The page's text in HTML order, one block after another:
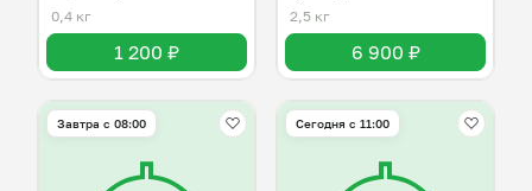
0,4 кг
1 200 ₽
2,5 кг
6 900 ₽
Завтра c 08:00 Сегодня с 11:00